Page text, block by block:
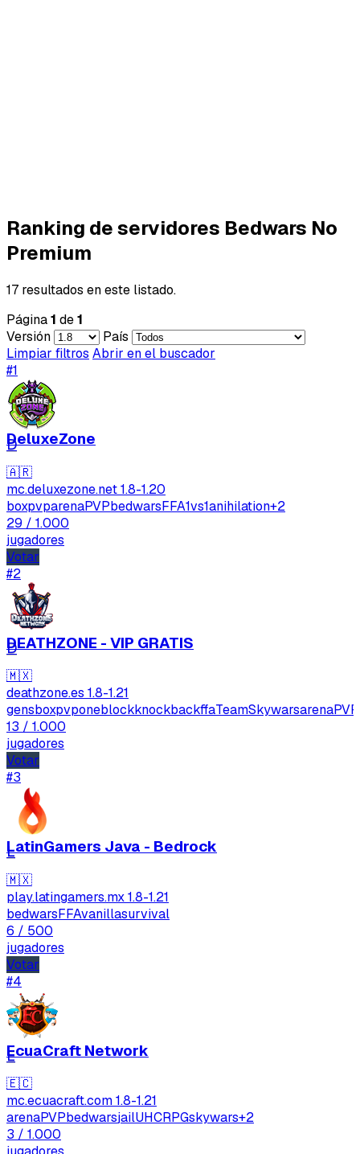
Ranking de servidores Bedwars No
Premium
17 resultados en este listado.
Página1 de1
Versión
País
Limpiar filtros Abrir en el buscador
#1
D
DeluxeZone
🇦🇷
mc.deluxezone.net1.8-1.20
boxpvparenaPVPbedwarsFFA1vs1anihilation+2
29 / 1.000
jugadores
Votar
#2
D
DEATHZONE - VIP GRATIS
🇲🇽
deathzone.es 1.8-1.21
gensboxpvponeblockknockbackffaTeamSkywarsarenaPVP
13 / 1.000
jugadores
Votar
#3
L
LatinGamers Java - Bedrock
🇲🇽
play.latingamers.mx1.8-1.21
bedwarsFFAvanillasurvival
6 / 500
jugadores
Votar
#4
E
EcuaCraft Network
🇪🇨
mc.ecuacraft.com1.8-1.21
arenaPVPbedwarsjailUHCRPGskywars+2
3 / 1.000